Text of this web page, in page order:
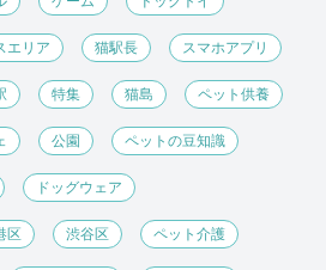
エリア 猫駅長 スマホアプリ
特集 猫島 ペット供養
公園 ペットの豆知識
ドッグウェア
区 渋谷区 ペット介護